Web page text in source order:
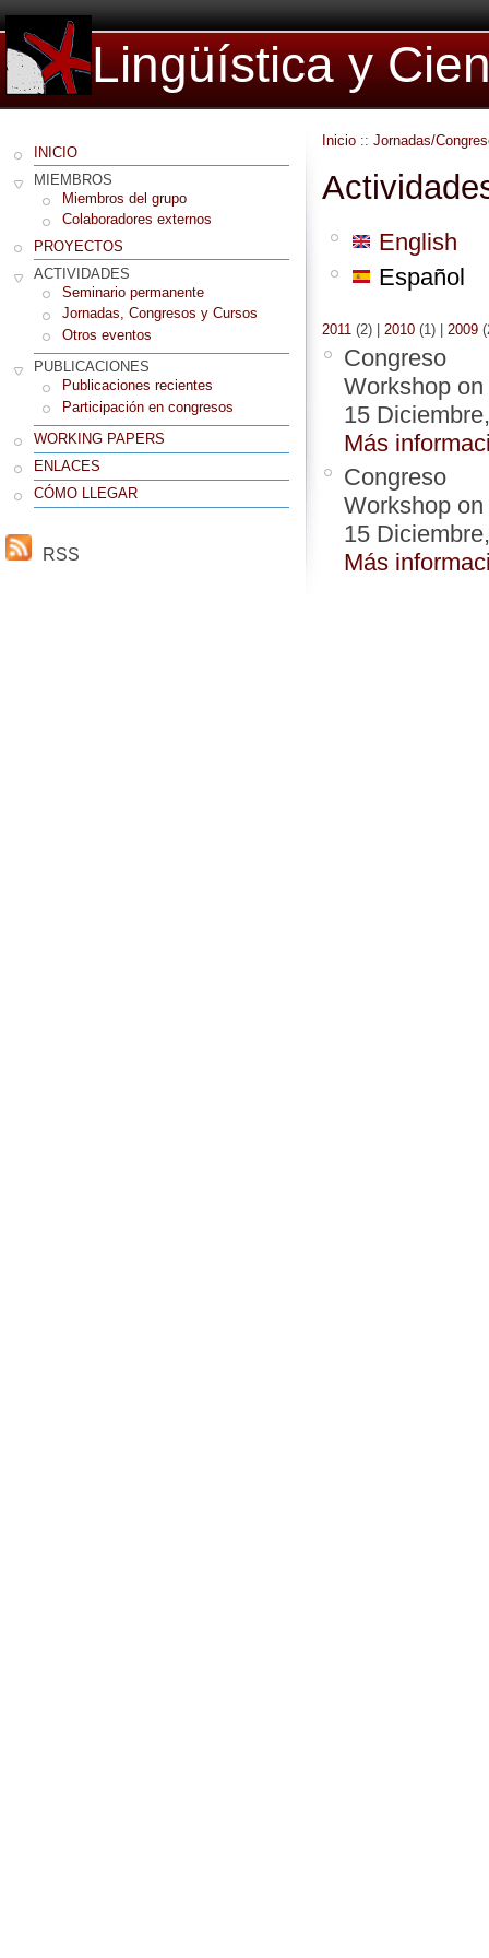
Lingüística y
INICIO
MIEMBROS
Miembros del grupo
Colaboradores externos
PROYECTOS
ACTIVIDADES
Seminario permanente
Jornadas, Congresos y Cursos
Otros eventos
PUBLICACIONES
Publicaciones recientes
Participación en congresos
WORKING PAPERS
ENLACES
CÓMO LLEGAR
RSS
Inicio :: Jornadas/
English
Español
2011 (2) | 2010 (1) | 2009
Congreso
Workshop
15
Más
Congreso
Workshop
15
Más